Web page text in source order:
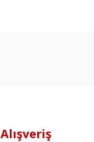
Alışveriş